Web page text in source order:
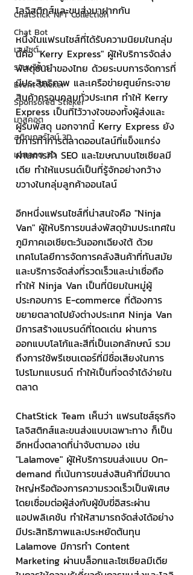
ChatStick NFT Collection
Chat Bot
เวบไซต์
รวมบริการ
Event Sticker
Sponsored Sticker
มาสคอต
สติกเกอร์ไลน์ 3D
มาสคอต 3D
โลจิสติกส์และขนส่งมาฝากกัน
หนึ่งในแฟรนไชส์ที่ได้รับความนิยมในกลุ่ม
นี้คือ "Kerry Express" ผู้ให้บริการจัดส่ง
พัสดุชั้นนำของไทย ด้วยระบบการจัดการที่
มีประสิทธิภาพ และเครือข่ายศูนย์กระจาย
สินค้าครอบคลุมทั่วประเทศ ทำให้ Kerry
Express เป็นที่ไว้วางใจของทั้งผู้ส่งและ
ผู้รับพัสดุ นอกจากนี้ Kerry Express ยัง
มีการทำการตลาดออนไลน์ที่แข็งแกร่ง
ผ่านการทำ SEO และโฆษณาบนโซเชียลมี
เดีย ทำให้แบรนด์เป็นที่รู้จักอย่างกว้าง
ขวางในกลุ่มลูกค้าออนไลน์
อีกหนึ่งแฟรนไชส์ที่น่าสนใจคือ "Ninja
Van" ผู้ให้บริการขนส่งพัสดุข้ามประเทศใน
ภูมิภาคเอเชียตะวันออกเฉียงใต้ ด้วย
เทคโนโลยีการจัดการคลังสินค้าที่ทันสมัย
และบริการจัดส่งที่รวดเร็วและน่าเชื่อถือ
ทำให้ Ninja Van เป็นที่นิยมในหมู่ผู้
ประกอบการ E-commerce ที่ต้องการ
ขยายตลาดไปยังต่างประเทศ Ninja Van
มีการสร้างแบรนด์ที่โดดเด่น ผ่านการ
ออกแบบโลโก้และสีที่เป็นเอกลักษณ์ รวม
ถึงการใช้พรีเซนเตอร์ที่มีชื่อเสียงในการ
โปรโมทแบรนด์ ทำให้เป็นที่จดจำได้ง่ายใน
ตลาด
ChatStick Team เห็นว่า แฟรนไชส์ธุรกิจ
โลจิสติกส์และขนส่งแบบเฉพาะทาง ก็เป็น
อีกหนึ่งตลาดที่น่าจับตามอง เช่น
"Lalamove" ผู้ให้บริการขนส่งแบบ On-
demand ที่เน้นการขนส่งสินค้าที่มีขนาด
ใหญ่หรือต้องการความรวดเร็วเป็นพิเศษ
โดยเชื่อมต่อผู้ส่งกับผู้ขับขี่อิสระผ่าน
แอปพลิเคชัน ทำให้สามารถจัดส่งได้อย่าง
มีประสิทธิภาพและประหยัดต้นทุน
Lalamove มีการทำ Content
Marketing ผ่านบล็อกและโซเชียลมีเดีย